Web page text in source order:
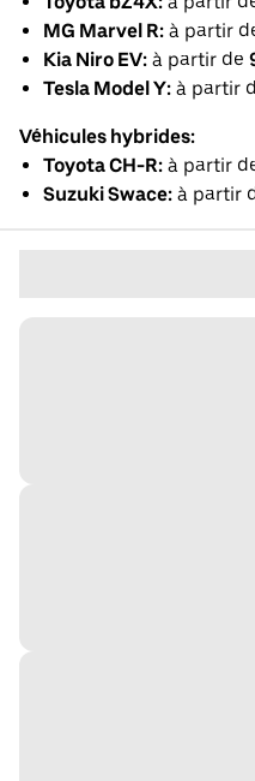
MG Marvel R: à partir
Kia Niro EV: à partir de
Tesla Model Y: à partir
Véhicules hybrides:
Toyota CH-R: à partir
Suzuki Swace: à partir